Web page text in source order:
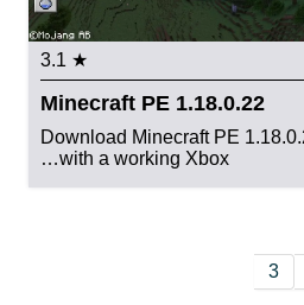
★ 3.1
Minecraft PE 1.18.0.22
Download Minecraft PE
with a working Xbox…
3